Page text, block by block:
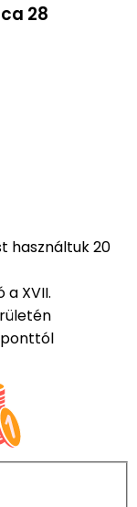
28
használtuk 20
XVII.